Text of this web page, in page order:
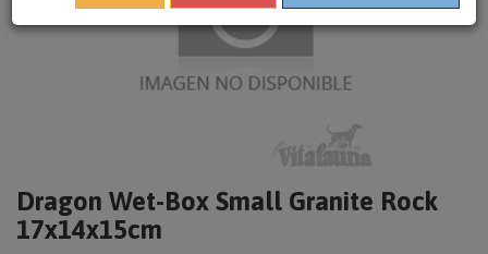
Dragon Wet-Box Small Granite Rock
17x14x15cm